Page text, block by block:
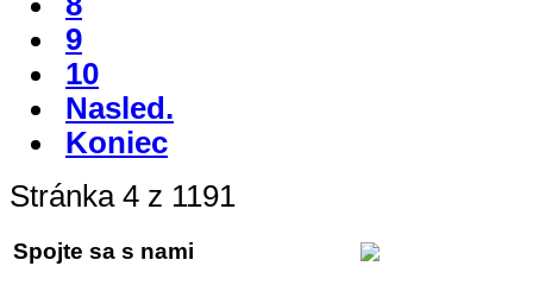
9
10
Nasled.
Koniec
Stránka 4 z 1191
Spojte sa s nami